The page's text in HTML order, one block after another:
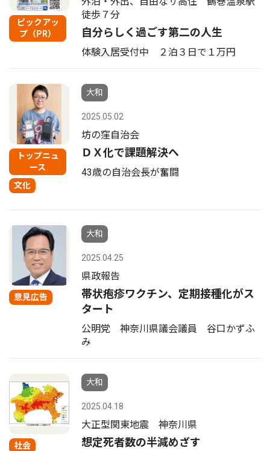
ピックアッ
プ（PR）
徒歩７分
自分らしく過ごす第二の人生
体験入居受付中 ２泊３日で１万円
トップニュ
ース
文化
大和
2025.05.02
坊の窪自治会
ＤＸ化で課題解決へ
43歳の自治会長が奮闘
意見広告
大和
2025.04.25
県政報告
帯状疱疹ワクチン、定期接種化がス
タート
公明党 神奈川県議会議員 谷口かずふ
み
社会
大和
2025.04.18
大正型関東地震 神奈川県
想定死者数の半減めざす